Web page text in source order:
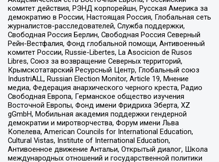
комитет действия, РЭНД корпорейшн, Русская Америка за
демократию в России, Настоящая Россия, Глобальная сеть
журналистов-расследователей, Служба поддержки,
Свободная Россия Берлин, Свободная Россия Северный
Рейн-Вестфалия, Фонд глобальной помощи, Антивоенный
комитет России, Russie-Libertes, La Asocicion de Rusos
Libres, Союз за возвращение Северных территорий,
Крымскотатарский Ресурсный Центр, Глобальный союз
IndustriALL, Russian Election Monitor, Article 19, Мнение
медиа, Федерация анархического черного креста, Радио
Свободная Европа, Германское общество изучения
Восточной Европы, Фонд имени Фридриха Эберта, XZ
gGmbH, Мобильная академия поддержки гендерной
демократии и миротворчества, Форум имени Льва
Копелева, American Councils for International Education,
Cultural Vistas, Institute of International Education,
Антивоенное движение Антальи, Открытый диалог, Школа
международных отношений и государственной политики